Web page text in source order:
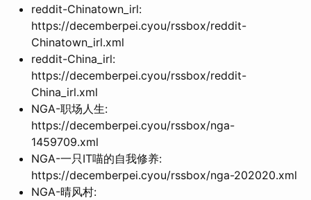
reddit-Chinatown_irl:
https://decemberpei.cyou/rssbox/reddit-
Chinatown_irl.xml
reddit-China_irl:
https://decemberpei.cyou/rssbox/reddit-
China_irl.xml
NGA-职场人生:
https://decemberpei.cyou/rssbox/nga-
1459709.xml
NGA-一只IT喵的自我修养:
https://decemberpei.cyou/rssbox/nga-202020.xml
NGA-晴风村: